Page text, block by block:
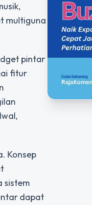
multiguna
pintar
fitur
Konsep
sistem
dapat